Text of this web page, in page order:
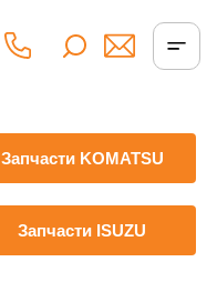
Запчасти KOMATSU
Запчасти ISUZU